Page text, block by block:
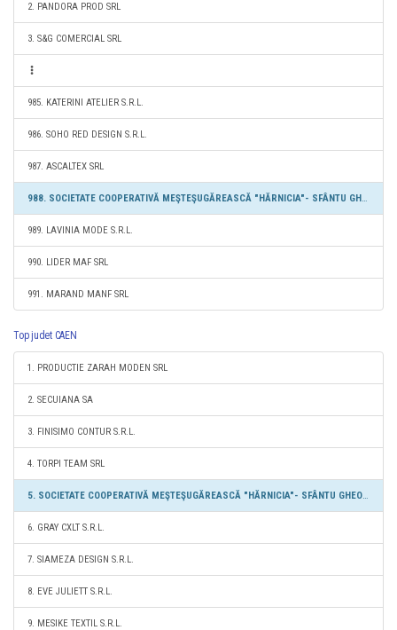
2. PANDORA PROD SRL
3. S&G COMERCIAL SRL
985. KATERINI ATELIER S.R.L.
986. SOHO RED DESIGN S.R.L.
987. ASCALTEX SRL
988. SOCIETATE COOPERATIVĂ MEŞTEŞUGĂREASCĂ "HĂRNICIA"- SFÂNTU GHEORGHE
989. LAVINIA MODE S.R.L.
990. LIDER MAF SRL
991. MARAND MANF SRL
Top judet CAEN
1. PRODUCTIE ZARAH MODEN SRL
2. SECUIANA SA
3. FINISIMO CONTUR S.R.L.
4. TORPI TEAM SRL
5. SOCIETATE COOPERATIVĂ MEŞTEŞUGĂREASCĂ "HĂRNICIA"- SFÂNTU GHEORGHE
6. GRAY CXLT S.R.L.
7. SIAMEZA DESIGN S.R.L.
8. EVE JULIETT S.R.L.
9. MESIKE TEXTIL S.R.L.